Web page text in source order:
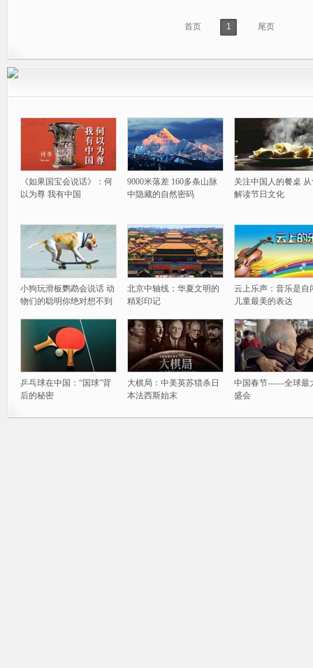
首页 1 尾页
《如果国宝会说话》：何
以为尊 我有中国
9000米落差 160多条山脉
中隐藏的自然密码
关注中国人的餐桌
解读节日文化
小狗玩滑板鹦鹉会说话 动
物们的聪明你绝对想不到
北京中轴线：华夏文明的
精彩印记
云上乐声：音乐是自
儿童最美的表达
乒乓球在中国：“国球”背
后的秘密
大棋局：中美英苏猎杀日
本法西斯始末
中国春节——全球最
盛会